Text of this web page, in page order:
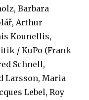
Barbara
Arthur
Kounellis,
/ KuPo (Frank
Schnell,
Larsson, Maria
Lebel, Roy